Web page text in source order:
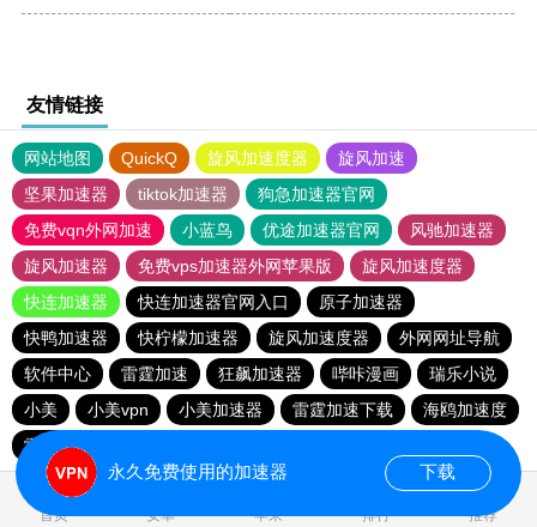
友情链接
网站地图 QuickQ 旋风加速度器
旋风加速
坚果加速器
tiktok加速器
狗急加速器官网
免费vqn外网加速
小蓝鸟 优途加速器官网
风驰加速器
旋风加速器
免费vps加速器外网苹果版
旋风加速度器
快连加速器
快连加速器官网入口
原子加速器
快鸭加速器
快柠檬加速器 旋风加速度器
外网网址导航
软件中心
雷霆加速 狂飙加速器 哔咔漫画
瑞乐小说
小美
小美vpn 小美加速器 雷霆加速下载
海鸥加速度
雷霆加速
首页 安卓 苹果 排行 推荐
永久免费使用的加速器 下载
0.019721s